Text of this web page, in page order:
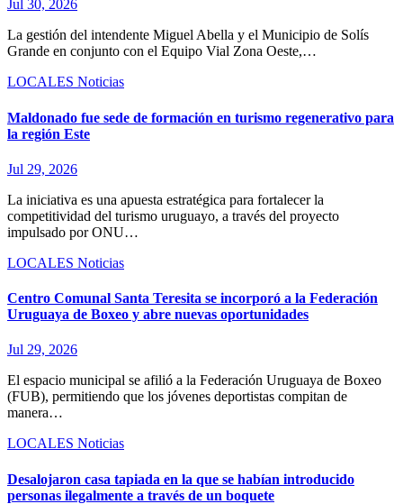
Jul 30, 2026
La gestión del intendente Miguel Abella y el Municipio de Solís
Grande en conjunto con el Equipo Vial Zona Oeste,…
LOCALES Noticias
Maldonado fue sede de formación en turismo regenerativo para
la región Este
Jul 29, 2026
La iniciativa es una apuesta estratégica para fortalecer la
competitividad del turismo uruguayo, a través del proyecto
impulsado por ONU…
LOCALES Noticias
Centro Comunal Santa Teresita se incorporó a la Federación
Uruguaya de Boxeo y abre nuevas oportunidades
Jul 29, 2026
El espacio municipal se afilió a la Federación Uruguaya de Boxeo
(FUB), permitiendo que los jóvenes deportistas compitan de
manera…
LOCALES Noticias
Desalojaron casa tapiada en la que se habían introducido
personas ilegalmente a través de un boquete